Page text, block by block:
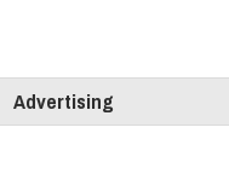
Advertising